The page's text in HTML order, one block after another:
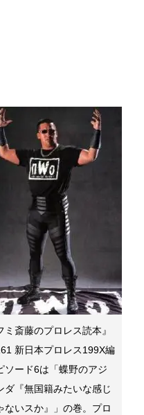
ミ斎藤のプロレス読本』
新日本プロレス199X編
ソード6は「蝶野のアジ
ダ『無国籍みたいな感じ
ないスか』」の巻。プロ